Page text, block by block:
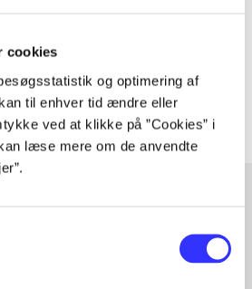
cookies
og optimering af
til enhver tid ændre eller
ved at klikke på ”Cookies” i
læse mere om de anvendte
om